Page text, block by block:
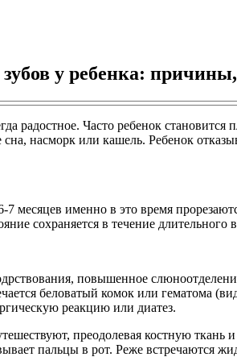
у ребенка:
радостное. Часто ребенок
насморк или кашель. Ребенок
7 месяцев именно в это время
сохраняется в течение длительного
повышенное
беловатый комок или гематома
реакцию или диатез.
преодолевая костную
пальцы в рот. Реже встречаются